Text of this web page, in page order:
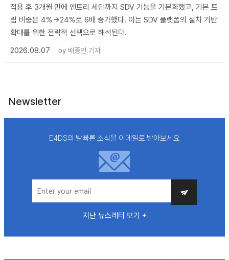
적용 후 3개월 만에 엔트리 세단까지 SDV 기능을 기본화했고, 기본 트
림 비중은 4%→24%로 6배 증가했다. 이는 SDV 플랫폼의 설치 기반
확대를 위한 전략적 선택으로 해석된다.
2026.08.07
by 배종인 기자
Newsletter
E4DS의 발빠른 소식을 이메일로 받아보세요
지난 뉴스레터 보기 +